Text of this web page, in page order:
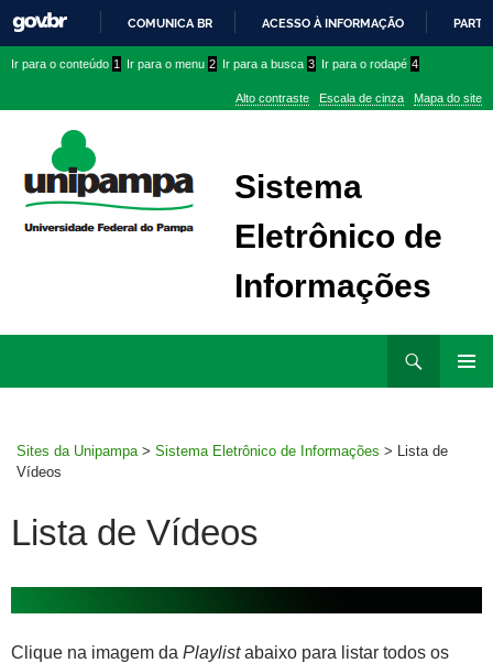
PARA
CONTEÚDO
COMUNICA BR ACESSO À INFORMAÇÃO
conteúdo
menu
superior
menu
Ir para o conteúdo 1 Ir para o menu 2 Ir para a busca 3 Ir para o rodapé 4
Alto contraste Escala de cinza Mapa do site
Sistema
Eletrônico de
Informações
Sites da Unipampa > Sistema Eletrônico de Informações > Lista de
Vídeos
Lista de Vídeos
Clique na imagem da Playlistabaixo para listar todos os